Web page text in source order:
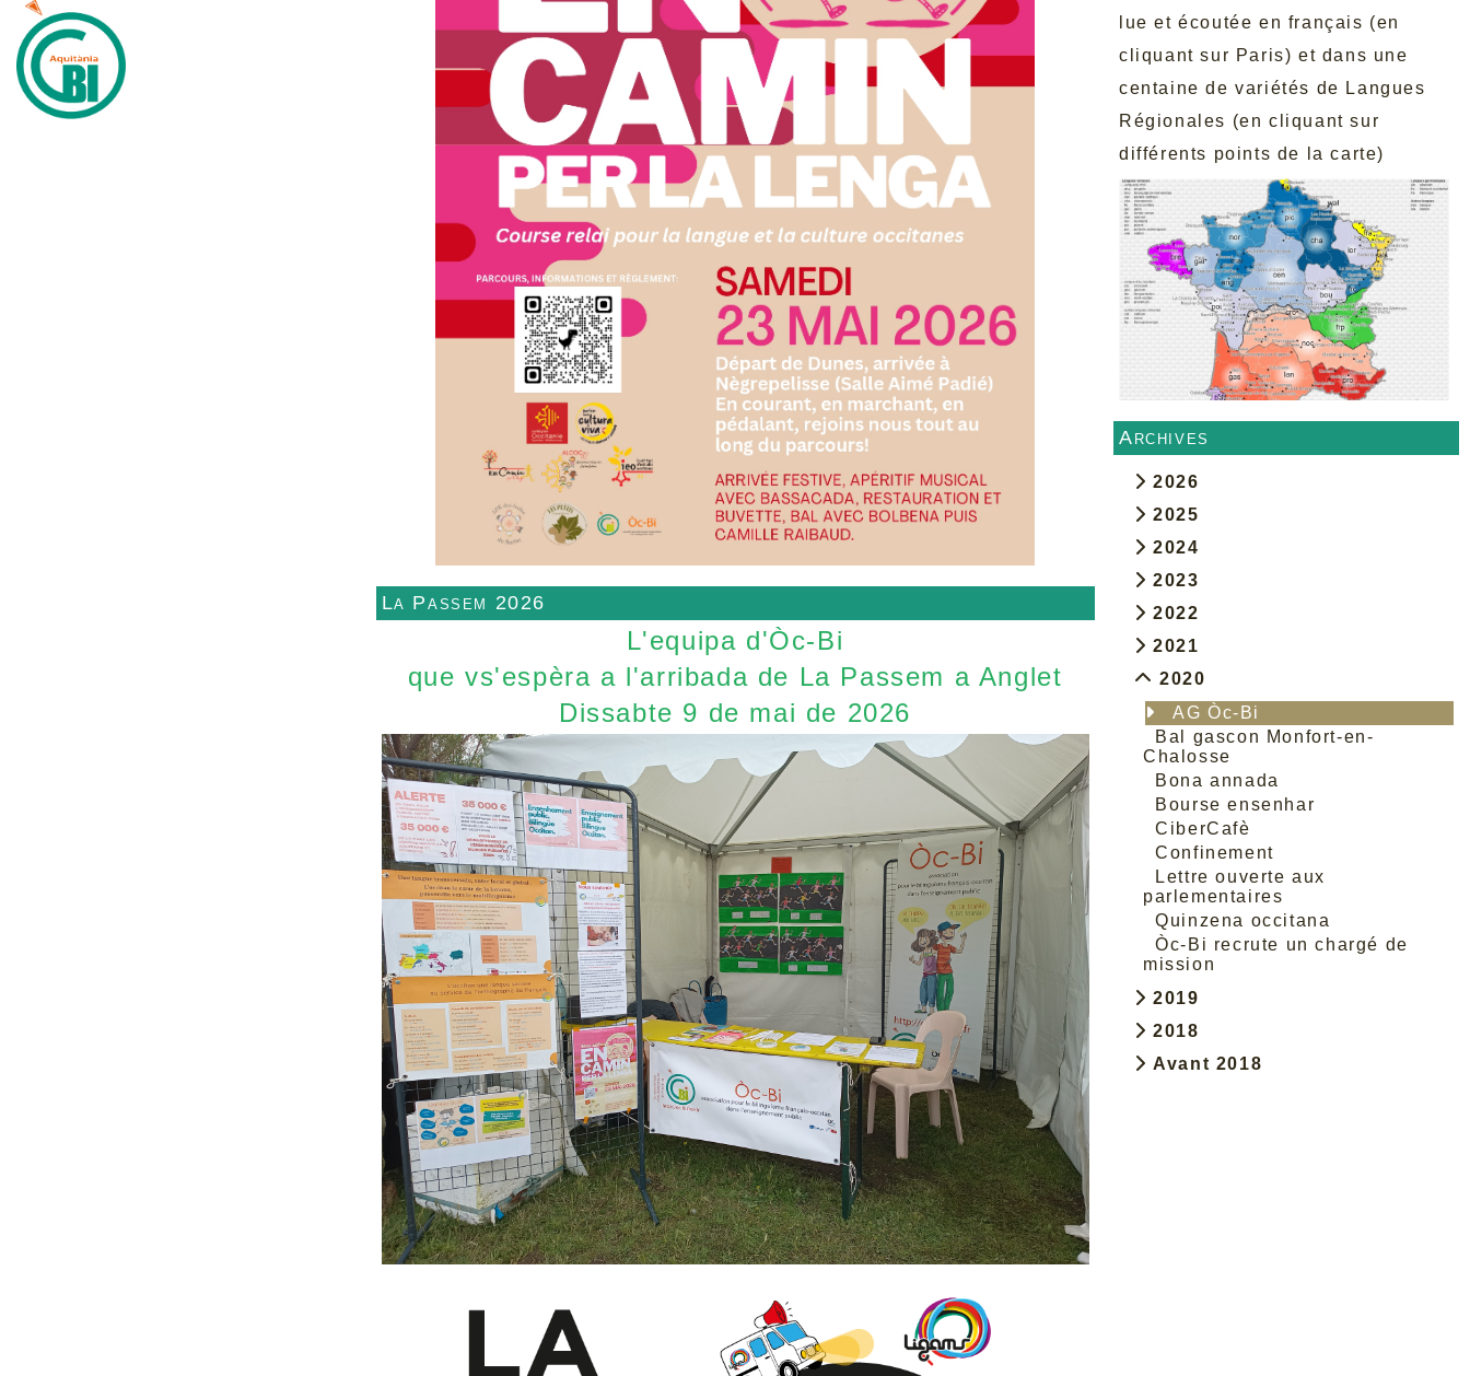
La Passem 2026
L'equipa d'Òc-Bi
que vs'espèra a l'arribada de La Passem a Anglet
Dissabte 9 de mai de 2026
lue et écoutée en français (en
cliquant sur Paris) et dans une
centaine de variétés de Langues
Régionales (en cliquant sur
différents points de la carte)
Archives
2026
2025
2024
2023
2022
2021
2020
AG Òc-Bi
Bal gascon Monfort-en-
Chalosse
Bona annada
Bourse ensenhar
CiberCafè
Confinement
Lettre ouverte aux
parlementaires
Quinzena occitana
Òc-Bi recrute un chargé de
mission
2019
2018
Avant 2018